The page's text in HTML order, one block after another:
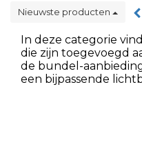
Nieuwste producten
In deze categorie
die zijn toegevoegd
de bundel-
een bijpassende